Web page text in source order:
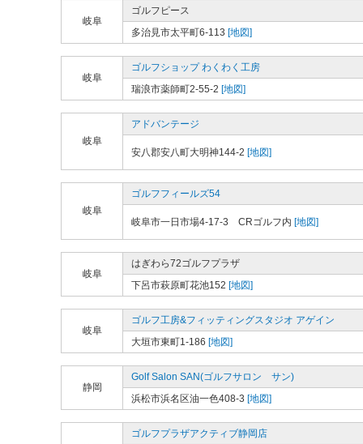
岐阜
ゴルフピース
多治見市太平町6-113 [地図]
岐阜
ゴルフショップ わくわく工房
瑞浪市薬師町2-55-2 [地図]
岐阜
アドバンテージ
安八郡安八町大明神144-2 [地図]
岐阜
ゴルフフィールズ54
岐阜市一日市場4-17-3 CRゴルフ内 [地図]
岐阜
はぎわら72ゴルフプラザ
下呂市萩原町花池152 [地図]
岐阜
ゴルフ工房&フィッティングスタジオ アゲイン
大垣市東町1-186 [地図]
静岡
Golf Salon SAN(ゴルフサロン サン)
浜松市浜名区油一色408-3 [地図]
ゴルフプラザアクティブ静岡店